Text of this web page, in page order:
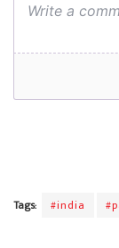
Tags: #india